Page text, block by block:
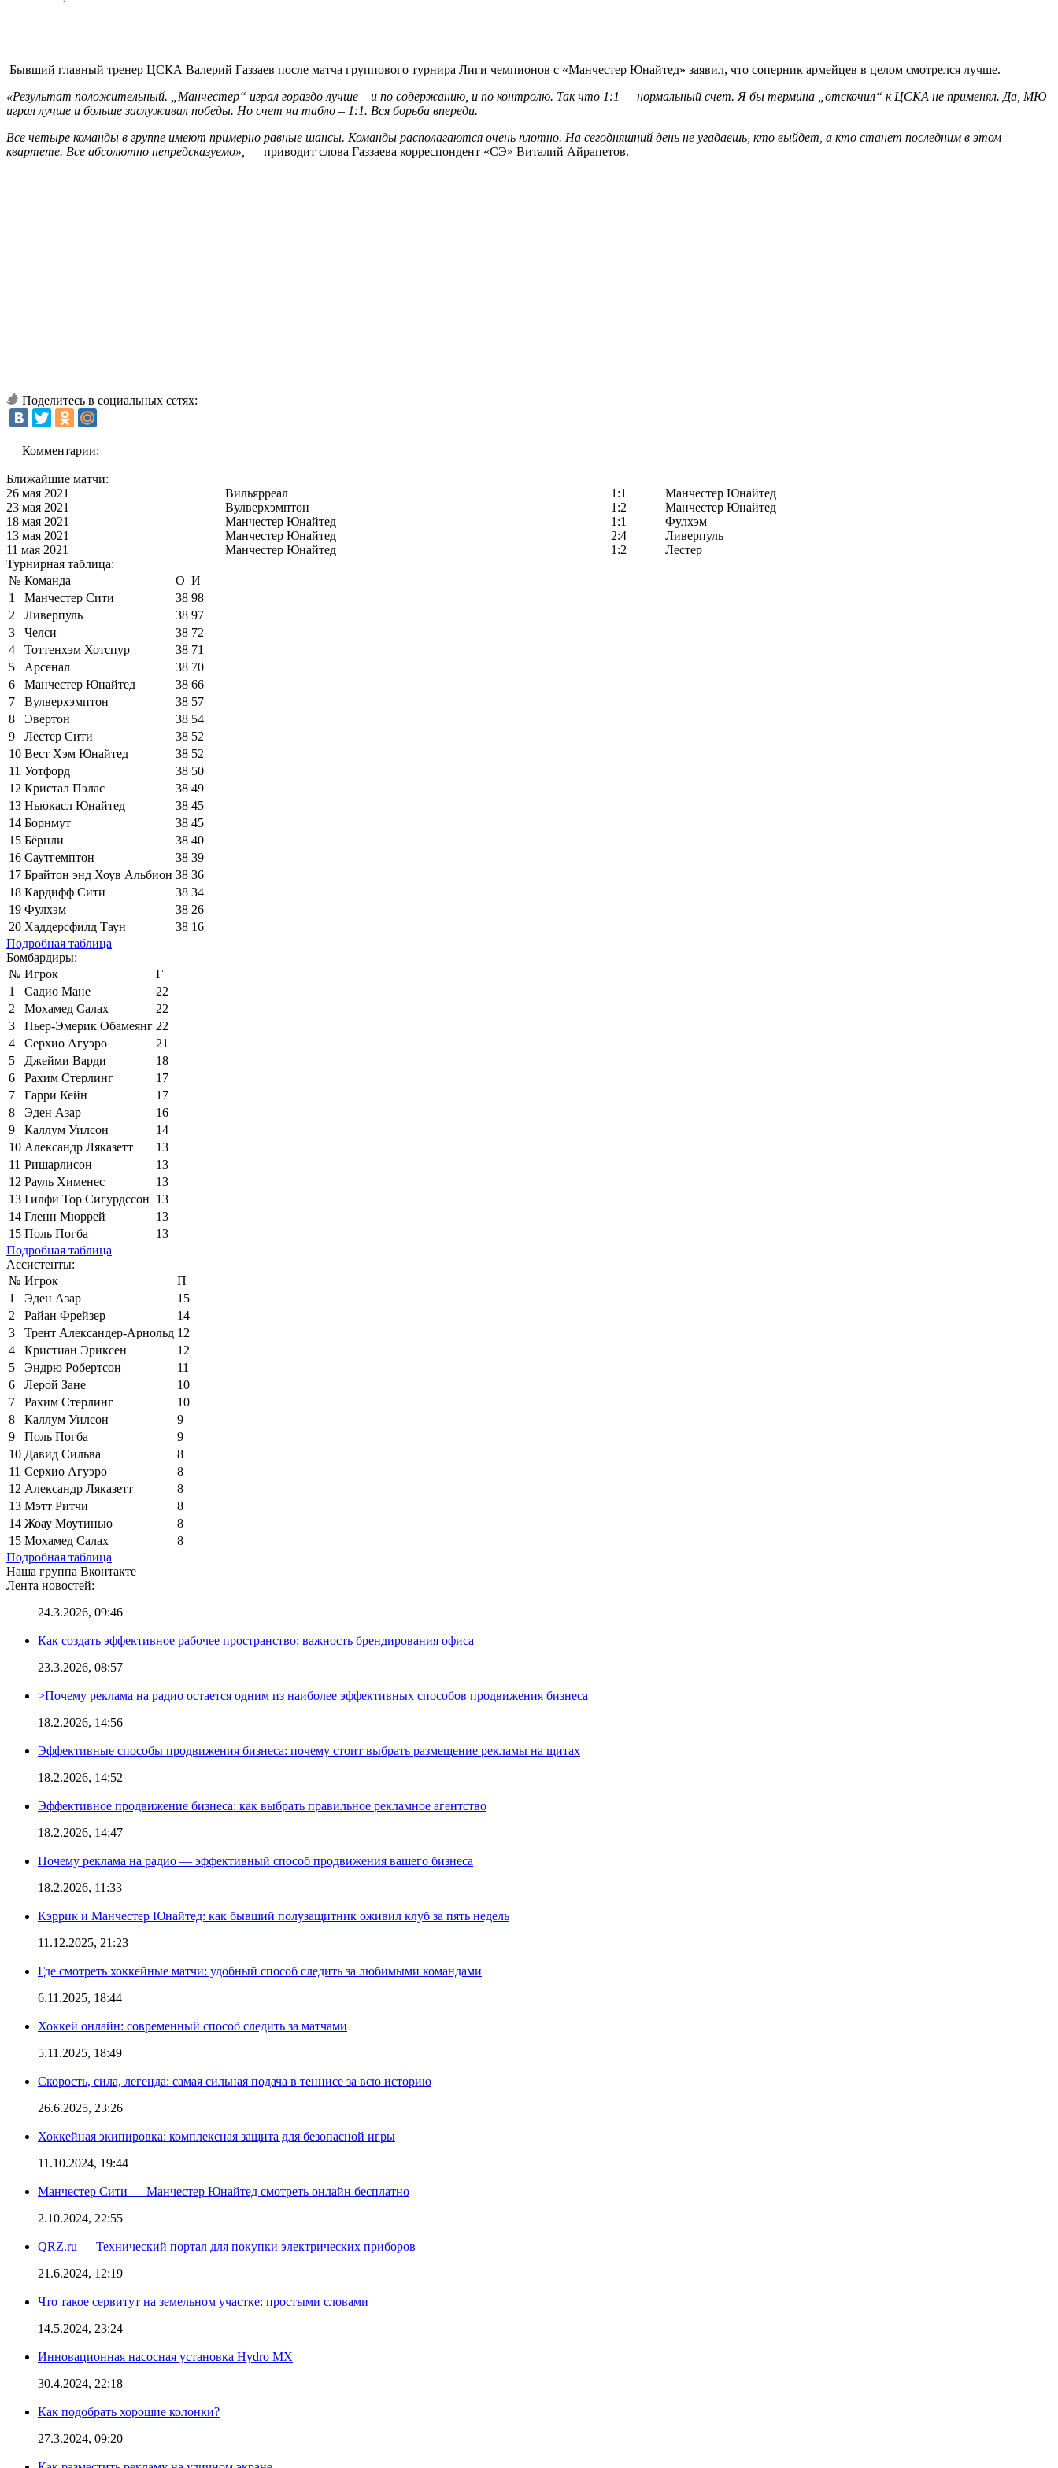
Бывший главный тренер ЦСКА Валерий Газзаев после матча группового турнира Лиги чемпионов с «Манчестер Юнайтед» заявил, что соперник армейцев в целом смотрелся лучше.
«Результат положительный. „Манчестер“ играл гораздо лучше – и по содержанию, и по контролю. Так что 1:1 — нормальный счет. Я бы термина „отскочил“ к ЦСКА не применял. Да, МЮ
играл лучше и больше заслуживал победы. Но счет на табло – 1:1. Вся борьба впереди.
Все четыре команды в группе имеют примерно равные шансы. Команды располагаются очень плотно. На сегодняшний день не угадаешь, кто выйдет, а кто станет последним в этом
квартете. Все абсолютно непредсказуемо», — приводит слова Газзаева корреспондент «СЭ» Виталий Айрапетов.
Поделитесь в социальных сетях:
Комментарии:
Ближайшие матчи:
26 мая 2021
Вильярреал 1:1
Манчестер Юнайтед
23 мая 2021
Вулверхэмптон 1:2
Манчестер Юнайтед
18 мая 2021
Манчестер Юнайтед 1:1
Фулхэм
13 мая 2021
Манчестер Юнайтед 2:4
Ливерпуль
11 мая 2021
Манчестер Юнайтед 1:2
Лестер
Турнирная таблица:
№ Команда О И
1
Манчестер Сити 38 98
2
Ливерпуль 38 97
3
Челси 38 72
4
Тоттенхэм Хотспур 38 71
5
Арсенал 38 70
6
Манчестер Юнайтед 38 66
7
Вулверхэмптон 38 57
8
Эвертон 38 54
9
Лестер Сити 38 52
10 Вест Хэм Юнайтед 38 52
11 Уотфорд 38 50
12 Кристал Пэлас 38 49
13 Ньюкасл Юнайтед 38 45
14 Борнмут 38 45
15 Бёрнли 38 40
16 Саутгемптон 38 39
17 Брайтон энд Хоув Альбион 38 36
18 Кардифф Сити 38 34
19 Фулхэм 38 26
20 Хаддерсфилд Таун 38 16
Подробная таблица
Бомбардиры:
№ Игрок
Г
1
Садио Мане
22
2
Мохамед Салах
22
3
Пьер-Эмерик Обамеянг 22
4
Серхио Агуэро
21
5
Джейми Варди
18
6
Рахим Стерлинг
17
7
Гарри Кейн
17
8
Эден Азар
16
9
Каллум Уилсон
14
10 Александр Ляказетт
13
11 Ришарлисон
13
12 Рауль Хименес
13
13 Гилфи Тор Сигурдссон 13
14 Гленн Мюррей
13
15 Поль Погба
13
Подробная таблица
Ассистенты:
№ Игрок
П
1
Эден Азар
15
2
Райан Фрейзер
14
3
Трент Александер-Арнольд 12
4
Кристиан Эриксен
12
5
Эндрю Робертсон
11
6
Лерой Зане
10
7
Рахим Стерлинг
10
8
Каллум Уилсон
9
9
Поль Погба
9
10 Давид Сильва
8
11 Серхио Агуэро
8
12 Александр Ляказетт
8
13 Мэтт Ритчи
8
14 Жоау Моутинью
8
15 Мохамед Салах
8
Подробная таблица
Наша группа Вконтакте
Лента новостей:
24.3.2026, 09:46
Как создать эффективное рабочее пространство: важность брендирования офиса
23.3.2026, 08:57
>Почему реклама на радио остается одним из наиболее эффективных способов продвижения бизнеса
18.2.2026, 14:56
Эффективные способы продвижения бизнеса: почему стоит выбрать размещение рекламы на щитах
18.2.2026, 14:52
Эффективное продвижение бизнеса: как выбрать правильное рекламное агентство
18.2.2026, 14:47
Почему реклама на радио — эффективный способ продвижения вашего бизнеса
18.2.2026, 11:33
Кэррик и Манчестер Юнайтед: как бывший полузащитник оживил клуб за пять недель
11.12.2025, 21:23
Где смотреть хоккейные матчи: удобный способ следить за любимыми командами
6.11.2025, 18:44
Хоккей онлайн: современный способ следить за матчами
5.11.2025, 18:49
Скорость, сила, легенда: самая сильная подача в теннисе за всю историю
26.6.2025, 23:26
Хоккейная экипировка: комплексная защита для безопасной игры
11.10.2024, 19:44
Манчестер Сити — Манчестер Юнайтед смотреть онлайн бесплатно
2.10.2024, 22:55
QRZ.ru — Технический портал для покупки электрических приборов
21.6.2024, 12:19
Что такое сервитут на земельном участке: простыми словами
14.5.2024, 23:24
Инновационная насосная установка Hydro MX
30.4.2024, 22:18
Как подобрать хорошие колонки?
27.3.2024, 09:20